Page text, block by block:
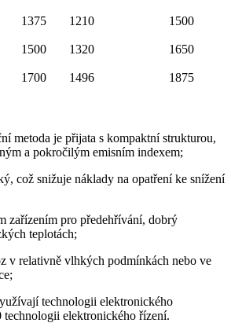
1375 1210 1500
1500 1320 1650
1700 1496 1875
metoda je přijata s kompaktní strukturou,
a pokročilým emisním indexem;
což snižuje náklady na opatření ke snížení
zařízením pro předehřívání, dobrý
teplotách;
v relativně vlhkých podmínkách nebo ve
technologii elektronického
technologii elektronického řízení.